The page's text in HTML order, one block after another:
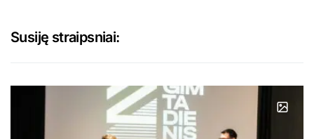
Susiję straipsniai: